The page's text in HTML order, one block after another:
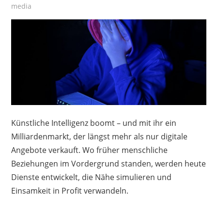
media
Künstliche Intelligenz boomt – und mit ihr ein
Milliardenmarkt, der längst mehr als nur digitale
Angebote verkauft. Wo früher menschliche
Beziehungen im Vordergrund standen, werden heute
Dienste entwickelt, die Nähe simulieren und
Einsamkeit in Profit verwandeln.